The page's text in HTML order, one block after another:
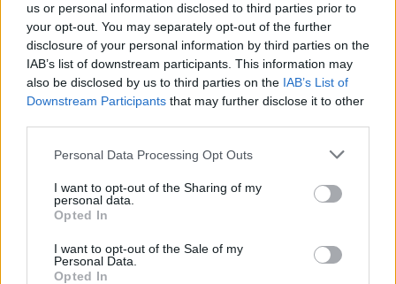
us or personal information disclosed to third parties prior to
your opt-out. You may separately opt-out of the further
disclosure of your personal information by third parties on the
IAB’s list of downstream participants. This information may
also be disclosed by us to third parties on the IAB’s List of
Downstream Participants that may further disclose it to other
Please note that this website/app uses one or more Google
not limited to your visit or usage behaviour. You may click to
grant or deny consent to Google and its third-party tags to
use your data for below specified purposes in below Google
consent section.
Personal Data Processing Opt Outs
I want to opt-out of the Sharing of my
personal data.
Opted In
I want to opt-out of the Sale of my
Personal Data.
Opted In
Ismét a Kárpát-medencei folklór és a hagyományőrzés
központjává válik Jászberény, ma indul a XXXIV. Csángó
Fesztivált....
JNSZ megyei hírek